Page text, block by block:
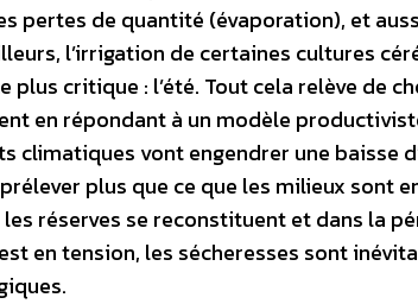
pertes de quantité (évaporation), et
l’irrigation de certaines cultures
plus critique : l’été. Tout cela relève de
en répondant à un modèle
climatiques vont engendrer une baisse
plus que ce que les milieux sont
réserves se reconstituent et dans la
en tension, les sécheresses sont